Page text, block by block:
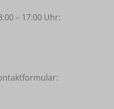
– 17:00 Uhr: